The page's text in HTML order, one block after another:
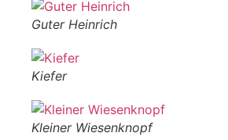
Guter Heinrich
Kiefer
Kleiner Wiesenknopf